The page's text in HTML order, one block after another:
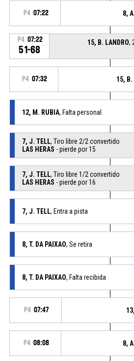
P4 07:22 8,
P4 07:22
51-68
15, B. LANDRO,
P4 07:32 15, B.
12, M. RUBIA, Falta personal
7, J. TELL, Tiro libre 2/2 convertido
LAS HERAS - pierde por 15
7, J. TELL, Tiro libre 1/2 convertido
LAS HERAS - pierde por 16
7, J. TELL, Entra a pista
8, T. DA PAIXAO, Se retira
8, T. DA PAIXAO, Falta recibida
P4 07:47
P4 08:08 8,